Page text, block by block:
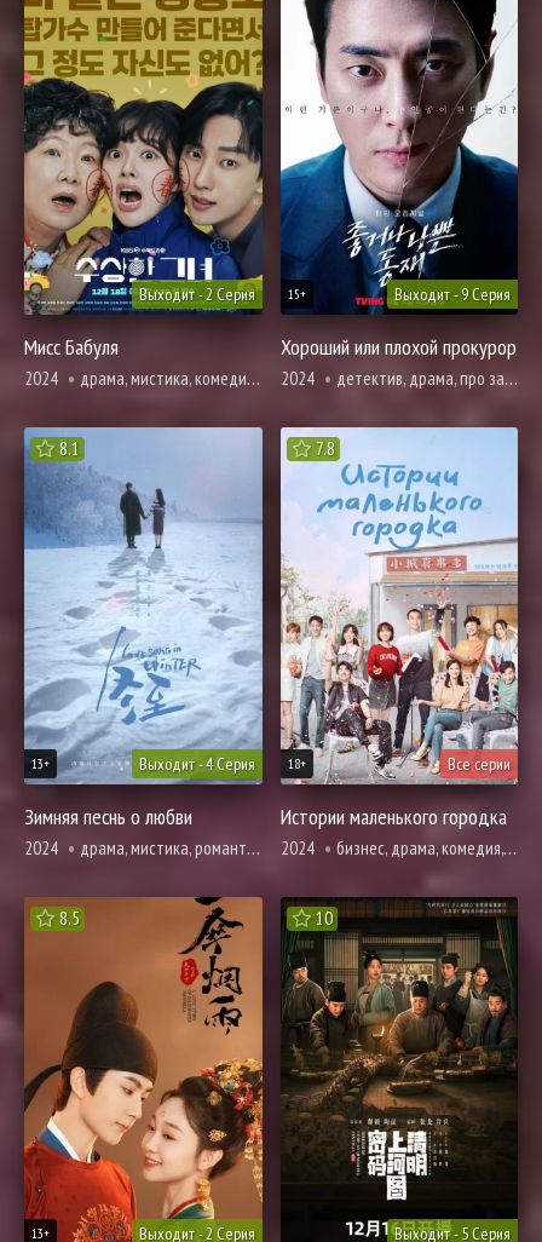
Выходит - 2 Серия
Мисс Бабуля
2024 драма, мистика, комедия, музыкальные, фэнтези
Выходит - 9 Серия
15+
Хороший или плохой прокурор
2024 детектив, драма, про закон прокуроров и адвокатов, мистика, криминал, расследование, триллер
8.1
Выходит - 4 Серия
13+
Зимняя песнь о любви
2024 драма, мистика, романтика, триллер
7.8
Все серии
18+
Истории маленького городка
2024 бизнес, драма, комедия, мелодрама, музыкальные, повседневность, романтика
8.5
Выходит - 2 Серия
13+
10
Выходит - 5 Серия